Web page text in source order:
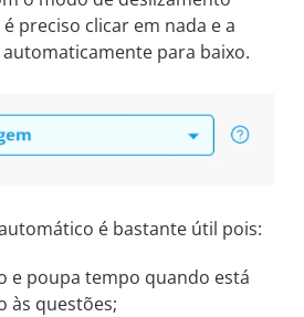
preciso clicar em nada e a
para baixo.
é bastante útil pois:
e poupa tempo quando está
às questões;